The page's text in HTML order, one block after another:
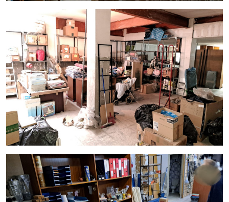
lo que te brinda una oportunidad única para atraer a
una amplia audiencia.
Opción a compra: Además del alquiler mensual de
1.300€, este local también ofrece la posibilidad de
compra, lo que te brinda una oportunidad aún
mayor de establecer tu negocio a largo plazo en
esta ubicación privilegiada.
No dejes pasar esta oportunidad única de establecer tu
negocio en El Prat, Barcelona. ¡Contáctanos hoy mismo para
más información y agenda una visita! Tu próximo éxito
empresarial te espera en este increíble local comercial.